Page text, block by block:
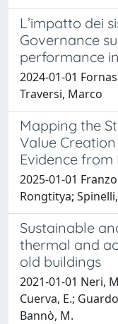
L’impatto dei
Governance
performance
2024-01-01
Traversi, Marco
Mapping the
Value
Evidence from
2025-01-01
Rongtitya;
Sustainable
thermal and
old buildings
2021-01-01 Neri,
Cuerva, E.;
Bannò, M.